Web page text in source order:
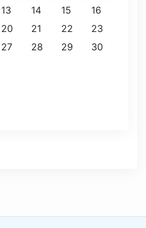
13 14 15
16
20 21 22
23
27 28 29
30